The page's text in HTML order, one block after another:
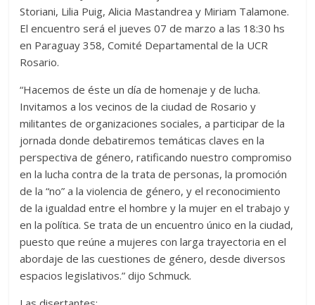
Storiani, Lilia Puig, Alicia Mastandrea y Miriam Talamone.
El encuentro será el jueves 07 de marzo a las 18:30 hs
en Paraguay 358, Comité Departamental de la UCR
Rosario.
“Hacemos de éste un día de homenaje y de lucha.
Invitamos a los vecinos de la ciudad de Rosario y
militantes de organizaciones sociales, a participar de la
jornada donde debatiremos temáticas claves en la
perspectiva de género, ratificando nuestro compromiso
en la lucha contra de la trata de personas, la promoción
de la “no” a la violencia de género, y el reconocimiento
de la igualdad entre el hombre y la mujer en el trabajo y
en la política. Se trata de un encuentro único en la ciudad,
puesto que reúne a mujeres con larga trayectoria en el
abordaje de las cuestiones de género, desde diversos
espacios legislativos.” dijo Schmuck.